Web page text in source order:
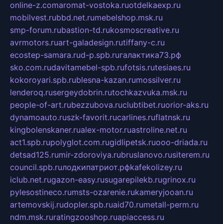
online-z.comaromat-vostoka.ruotdelkaexp.ru
mobilvest.rubbd.net.rumebelshop.msk.ru
smp-forum.rubastion-td.rukosmoscreative.ru
avrmotors.ruart-galadesign.rutiffany-c.ru
ecostep-samara.rud-p.spb.ruгалактика73.рф
sko.com.rudavitamebel-spb.rufotsis.rutesiaes.ru
kokoroyari.spb.rublesna-kazan.rumossilver.ru
lenderoq.rusergeydobrin.rutochkazvuka.msk.ru
people-of-art.rubezzubova.ruclubtibet.ruorior-aks.ru
dynamoauto.ruszk-favorit.rucarlines.ruflatnsk.ru
kingbolenskaner.rualex-motor.ruastroline.net.ru
act1.spb.rupolyglot.com.rugidlipetsk.ruooo-driada.ru
detsad125.rumir-zdoroviya.rubruslanovo.rusiterem.ru
council.spb.ruлодкипатриот.рфkafekolizey.ru
iclub.net.rugazon-easy.rusugarepilekb.rugrinox.ru
pylesostineco.rumsts-ozarenie.rukameryjooan.ru
artemovskij.rudopler.spb.ruaid70.rumetall-perm.ru
ndm.msk.ruratingzooshop.ruapiaccess.ru